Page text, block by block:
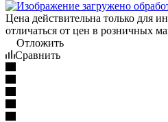
Цена действительна только для
отличаться от цен в розничных
Отложить
Сравнить